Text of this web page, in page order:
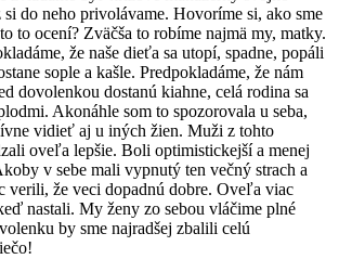
do neho privolávame. Hovoríme si, ako sme
to ocení? Zväčša to robíme najmä my, matky.
že naše dieťa sa utopí, spadne, popáli
sople a kašle. Predpokladáme, že nám
dovolenkou dostanú kiahne, celá rodina sa
Akonáhle som to spozorovala u seba,
vidieť aj u iných žien. Muži z tohto
oveľa lepšie. Boli optimistickejší a menej
v sebe mali vypnutý ten večný strach a
verili, že veci dopadnú dobre. Oveľa viac
nastali. My ženy zo sebou vláčime plné
by sme najradšej zbalili celú